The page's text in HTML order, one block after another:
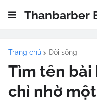
Thanbarber
Trang chủ Đời sống
Tìm tên bài
chỉ nhờ